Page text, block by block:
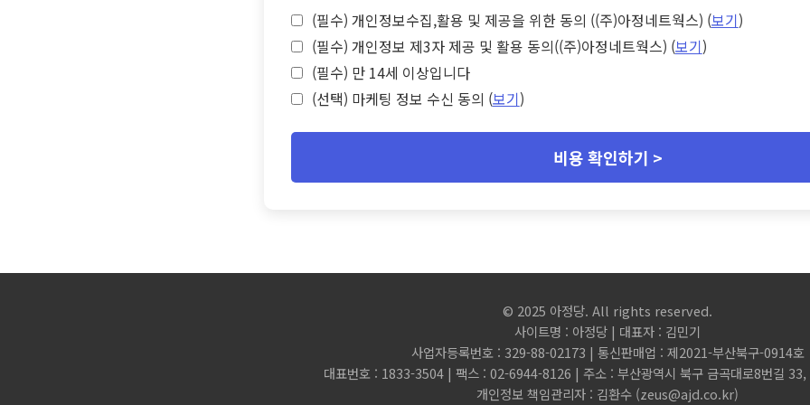
(필수) 개인정보수집,활용 및 제공을 위한 동의 ((주)아정네트웍스) (보기)
(필수) 개인정보 제3자 제공 및 활용 동의((주)아정네트웍스) (보기)
(필수) 만 14세 이상입니다
(선택) 마케팅 정보 수신 동의 (보기)
비용 확인하기 >
© 2025 아정당. All rights reserved.
사이트명 : 아정당 | 대표자 : 김민기
사업자등록번호 : 329-88-02173 | 통신판매업 : 제2021-부산북구-0914호
대표번호 : 1833-3504 | 팩스 : 02-6944-8126 | 주소 : 부산광역시 북구 금곡대로8번길 33,
개인정보 책임관리자 : 김환수 (zeus@ajd.co.kr)